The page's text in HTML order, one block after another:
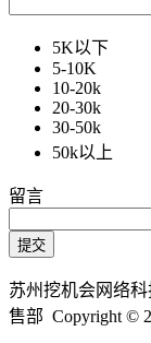
5K以下
5-10K
10-20k
20-30k
30-50k
50k以上
留言
苏州挖机会网络
售部 Copyright ©